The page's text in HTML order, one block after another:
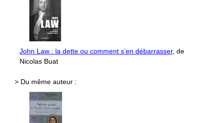
John Law : la dette ou comment s’en débarrasser, de
Nicolas Buat
> Du même auteur :